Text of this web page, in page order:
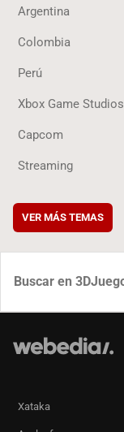
Argentina
Colombia
Perú
Xbox Game Studios
Capcom
Streaming
VER MÁS TEMAS
Xataka